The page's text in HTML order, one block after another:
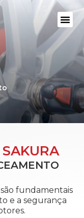
SAKURA
fundamentais
e a segurança